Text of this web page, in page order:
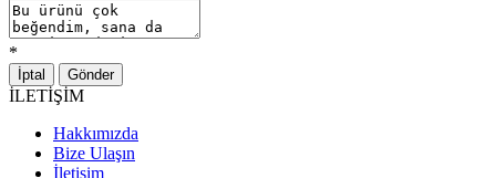
*
İptal Gönder
İLETİŞİM
Hakkımızda
Bize Ulaşın
İletişim